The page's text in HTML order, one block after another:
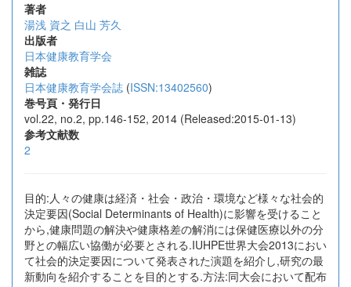
著者
湯浅 資之 白山 芳久
出版者
日本健康教育学会
雑誌
日本健康教育学会誌 (ISSN:13402560)
巻号頁・発行日
vol.22, no.2, pp.146-152, 2014 (Released:2015-01-13)
参考文献数
2
目的:人々の健康は経済・社会・政治・環境など様々な社会的
決定要因(Social Determinants of Health)に影響を受けること
から,健康問題の解決や健康格差の解消には保健医療以外の分
野との幅広い協働が必要とされる.IUHPE世界大会2013におい
て社会的決定要因について発表された演題を紹介し,研究の最
新動向を紹介することを目的とする.方法:同大会において配布